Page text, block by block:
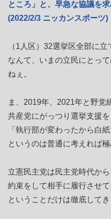
ところ」と、早急な協議を求
(2022/2/3 ニッカンスポーツ)
（1人区）32選挙区全部に立
なんて、いまの立民にとっ
ねぇ。
ま、2019年、2021年と野党
共産党にがっつり選挙支援
「執行部が変わったから白紙
というのは普通に考えれば
立憲民主党は民主党時代から
約束をして相手に履行させ
ということだけは徹底してき